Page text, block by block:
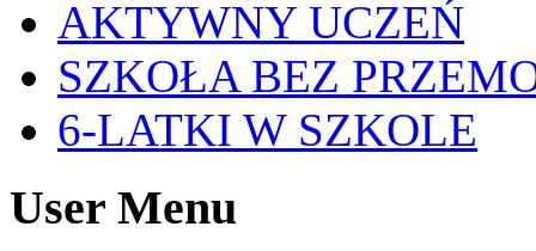
AKTYWNY UCZEŃ
SZKOŁA BEZ
6-LATKI W SZKOLE
User Menu